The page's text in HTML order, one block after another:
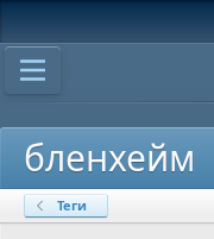
бленхейм
Теги